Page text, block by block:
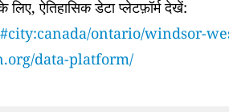
लिए, ऐतिहासिक डेटा प्लेटफ़ॉर्म देखें:
ontario/windsor-
data-platform/